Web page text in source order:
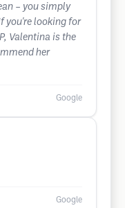
– you simply
you're looking for
Valentina is the
her
Google
Google